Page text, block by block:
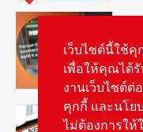
รา
รู้จั
ลูก
เว็บไซต์นี้ใช้คุ
เพื่อให้คุณได้
งานเว็บไซต์ต่
คุกกี้ และนโย
ไม่ต้องการให้